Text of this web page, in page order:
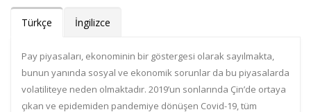
Türkçe İngilizce
Pay piyasaları, ekonominin bir göstergesi olarak sayılmakta,
bunun yanında sosyal ve ekonomik sorunlar da bu piyasalarda
volatiliteye neden olmaktadır. 2019’un sonlarında Çin’de ortaya
çıkan ve epidemiden pandemiye dönüşen Covid-19, tüm